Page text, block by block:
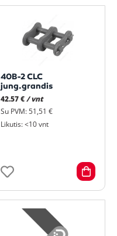
40B-2 CLC
jung.grandis
42.57 € / vnt
Su PVM: 51,51 €
Likutis: <10 vnt